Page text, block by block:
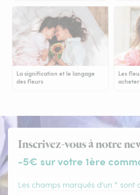
La signification et le langage
des fleurs
Les
acheter
Inscrivez-vous à notre
-5€ sur votre 1ère
Les champs marqués d'un * sont